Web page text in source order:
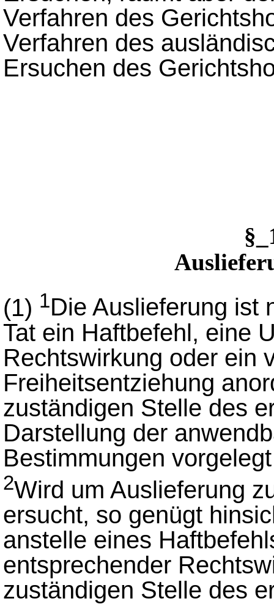
Verfahren des
Verfahren des
Ersuchen des
(1) 1Die Auslieferung ist
Tat ein Haftbefehl, eine
Rechtswirkung oder ein
Freiheitsentziehung
zuständigen Stelle des
Darstellung der
Bestimmungen
2Wird um Auslieferung
ersucht, so genügt
anstelle eines
entsprechender
zuständigen Stelle des